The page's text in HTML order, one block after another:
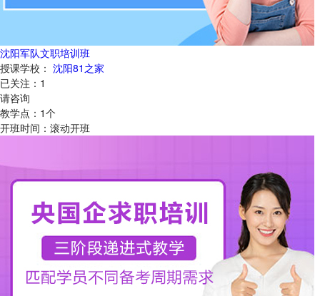
沈阳军队文职培训班
授课学校： 沈阳81之家
已关注： 1
请咨询
教学点： 1个
开班时间： 滚动开班